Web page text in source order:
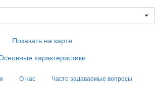
Показать на карте
характеристики
О нас
Часто задаваемые вопросы